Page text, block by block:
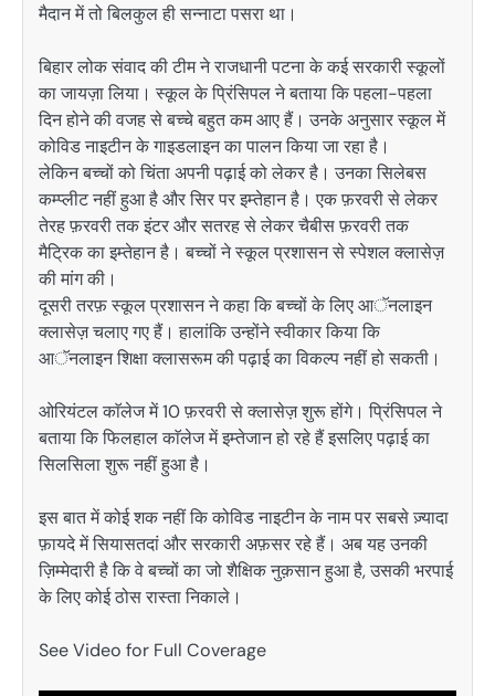
मैदान में तो बिलकुल ही सन्नाटा पसरा था।
बिहार लोक संवाद की टीम ने राजधानी पटना के कई सरकारी स्कूलों
का जायज़ा लिया। स्कूल के प्रिंसिपल ने बताया कि पहला-पहला
दिन होने की वजह से बच्चे बहुत कम आए हैं। उनके अनुसार स्कूल में
कोविड नाइटीन के गाइडलाइन का पालन किया जा रहा है।
लेकिन बच्चों को चिंता अपनी पढ़ाई को लेकर है। उनका सिलेबस
कम्प्लीट नहीं हुआ है और सिर पर इम्तेहान है। एक फ़रवरी से लेकर
तेरह फ़रवरी तक इंटर और सतरह से लेकर चैबीस फ़रवरी तक
मैट्रिक का इम्तेहान है। बच्चों ने स्कूल प्रशासन से स्पेशल क्लासेज़
की मांग की।
दूसरी तरफ़ स्कूल प्रशासन ने कहा कि बच्चों के लिए आॅनलाइन
क्लासेज़ चलाए गए हैं। हालांकि उन्होंने स्वीकार किया कि
आॅनलाइन शिक्षा क्लासरूम की पढ़ाई का विकल्प नहीं हो सकती।
ओरियंटल काॅलेज में 10 फ़रवरी से क्लासेज़ शुरू होंगे। प्रिंसिपल ने
बताया कि फिलहाल काॅलेज में इम्तेजान हो रहे हैं इसलिए पढ़ाई का
सिलसिला शुरू नहीं हुआ है।
इस बात में कोई शक नहीं कि कोविड नाइटीन के नाम पर सबसे ज़्यादा
फ़ायदे में सियासतदां और सरकारी अफ़सर रहे हैं। अब यह उनकी
ज़िम्मेदारी है कि वे बच्चों का जो शैक्षिक नुक़सान हुआ है, उसकी भरपाई
के लिए कोई ठोस रास्ता निकाले।
See Video for Full Coverage